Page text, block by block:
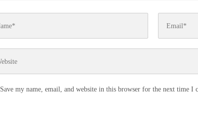
Save my name, email, and website in this browser for the next time I